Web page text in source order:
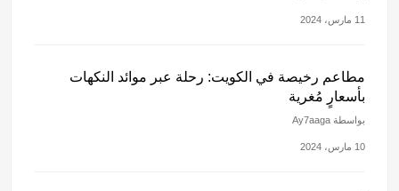
11 مارس، 2024
مطاعم رخيصة في الكويت: رحلة عبر موائد النكهات
بأسعارٍ مُغرية
بواسطة Ay7aaga
10 مارس، 2024